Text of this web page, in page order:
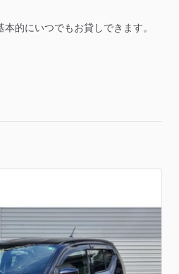
的にいつでもお貸しできます。